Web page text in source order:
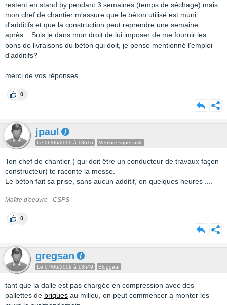
restent en stand by pendant 3 semaines (temps de séchage) mais
mon chef de chantier m'assure que le béton utilisé est muni
d'additifs et que la construction peut reprendre une semaine
après... Suis je dans mon droit de lui imposer de me fournir les
bons de livraisons du béton qui doit, je pense mentionné l'emploi
d'additifs?
merci de vos réponses
0
jpaul
Le 06/06/2009 à 13h16 Membre super utile
Ton chef de chantier ( qui doit être un conducteur de travaux façon
constructeur) te raconte la messe.
Le béton fait sa prise, sans aucun additif, en quelques heures ....
Maître d'oeuvre - CSPS
0
gregsan
Le 07/06/2009 à 13h49 Bloggeur
tant que la dalle est pas chargée en compression avec des
pallettes de briques au milieu, on peut commencer a monter les